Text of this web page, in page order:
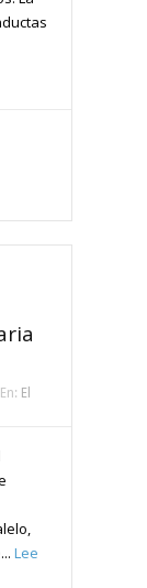
En: El
Lee